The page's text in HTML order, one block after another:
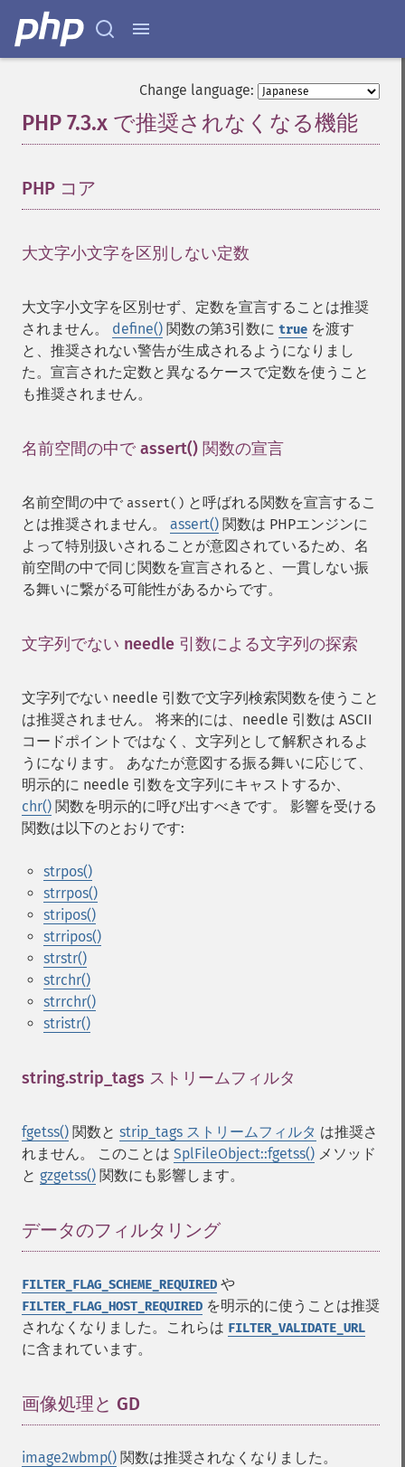
Change language:
PHP 7.3.x で推奨されなくなる機能
PHP コア
大文字小文字を区別しない定数
大文字小文字を区別せず、定数を宣言することは推奨
されません。 define() 関数の第3引数に true を渡す
と、推奨されない警告が生成されるようになりまし
た。宣言された定数と異なるケースで定数を使うこと
も推奨されません。
名前空間の中で assert() 関数の宣言
名前空間の中で assert() と呼ばれる関数を宣言するこ
とは推奨されません。 assert() 関数は PHPエンジンに
よって特別扱いされることが意図されているため、名
前空間の中で同じ関数を宣言されると、一貫しない振
る舞いに繋がる可能性があるからです。
文字列でない needle 引数による文字列の探索
文字列でない needle 引数で文字列検索関数を使うこと
は推奨されません。 将来的には、needle 引数は ASCII
コードポイントではなく、文字列として解釈されるよ
うになります。 あなたが意図する振る舞いに応じて、
明示的に needle 引数を文字列にキャストするか、
chr() 関数を明示的に呼び出すべきです。 影響を受ける
関数は以下のとおりです:
strpos()
strrpos()
stripos()
strripos()
strstr()
strchr()
strrchr()
stristr()
string.strip_tags ストリームフィルタ
fgetss() 関数と strip_tags ストリームフィルタ は推奨さ
れません。 このことは SplFileObject::fgetss() メソッド
と gzgetss() 関数にも影響します。
データのフィルタリング¶
FILTER_FLAG_SCHEME_REQUIRED や
FILTER_FLAG_HOST_REQUIRED を明示的に使うことは推奨
されなくなりました。これらは FILTER_VALIDATE_URL
に含まれています。
画像処理と GD
image2wbmp() 関数は推奨されなくなりました。